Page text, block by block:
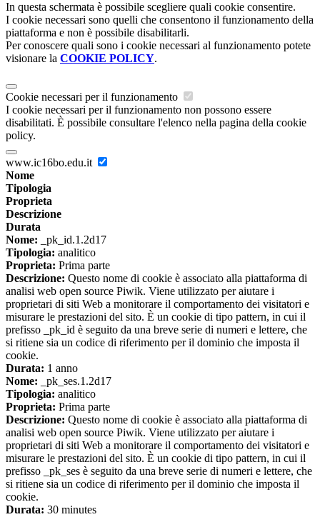
In questa schermata è possibile scegliere quali cookie consentire.
I cookie necessari sono quelli che consentono il funzionamento della
piattaforma e non è possibile disabilitarli.
Per conoscere quali sono i cookie necessari al funzionamento potete
visionare la COOKIE POLICY.
Cookie necessari per il funzionamento
I cookie necessari per il funzionamento non possono essere
disabilitati. È possibile consultare l'elenco nella pagina della cookie
policy.
www.ic16bo.edu.it
Nome
Tipologia
Proprieta
Descrizione
Durata
Nome: _pk_id.1.2d17
Tipologia: analitico
Proprieta: Prima parte
Descrizione: Questo nome di cookie è associato alla piattaforma di
analisi web open source Piwik. Viene utilizzato per aiutare i
proprietari di siti Web a monitorare il comportamento dei visitatori e
misurare le prestazioni del sito. È un cookie di tipo pattern, in cui il
prefisso _pk_id è seguito da una breve serie di numeri e lettere, che
si ritiene sia un codice di riferimento per il dominio che imposta il
cookie.
Durata: 1 anno
Nome: _pk_ses.1.2d17
Tipologia: analitico
Proprieta: Prima parte
Descrizione: Questo nome di cookie è associato alla piattaforma di
analisi web open source Piwik. Viene utilizzato per aiutare i
proprietari di siti Web a monitorare il comportamento dei visitatori e
misurare le prestazioni del sito. È un cookie di tipo pattern, in cui il
prefisso _pk_ses è seguito da una breve serie di numeri e lettere, che
si ritiene sia un codice di riferimento per il dominio che imposta il
cookie.
Durata: 30 minutes